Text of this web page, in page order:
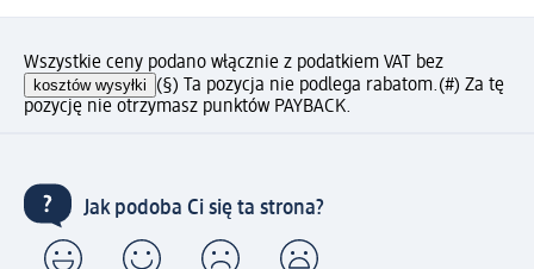
Wszystkie ceny podano włącznie z podatkiem VAT bez
kosztów wysyłki (§) Ta pozycja nie podlega rabatom.(#) Za tę
pozycję nie otrzymasz punktów PAYBACK.
Jak podoba Ci się ta strona?